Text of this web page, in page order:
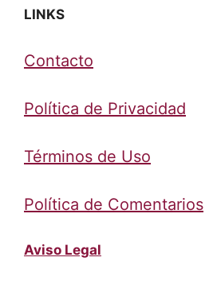
LINKS
Contacto
Política de Privacidad
Términos de Uso
Política de Comentarios
Aviso Legal